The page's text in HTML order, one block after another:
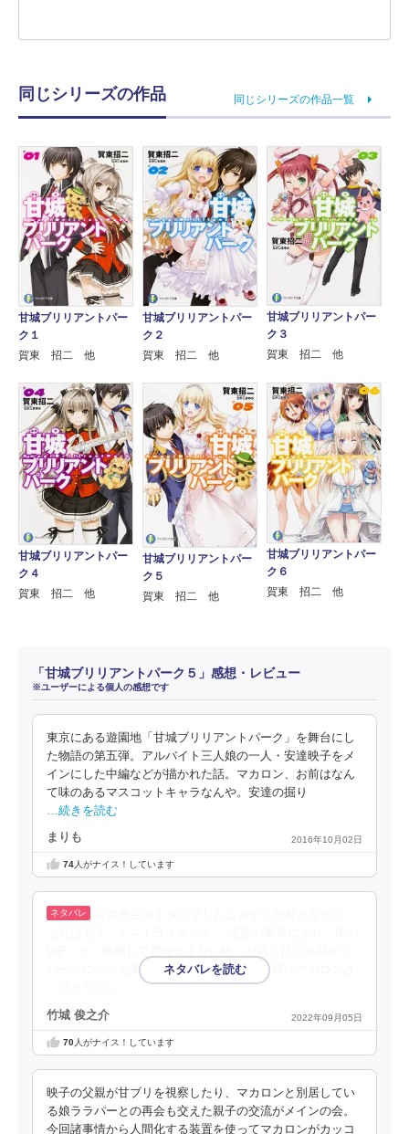
同じシリーズの作品 同じシリーズの作品一覧
甘城ブリリアントパー
ク１
賀東 招二 他
甘城ブリリアントパー
ク２
賀東 招二 他
甘城ブリリアントパー
ク３
賀東 招二 他
甘城ブリリアントパー
ク４
賀東 招二 他
甘城ブリリアントパー
ク５
賀東 招二 他
甘城ブリリアントパー
ク６
賀東 招二 他
「甘城ブリリアントパーク５」感想・レビュー
※ユーザーによる個人の感想です
東京にある遊園地「甘城ブリリアントパーク」を舞台にし
た物語の第五弾。アルバイト三人娘の一人・安達映子をメ
インにした中編などが描かれた話。マカロン、お前はなん
て味のあるマスコットキャラなんや。安達の掘り
…続きを読む
まりも 2016年10月02日
74人がナイス！しています
パークにやって来ることになった瞬間に、既にマカロンさ
竹城 俊之介 2022年09月05日
70人がナイス！しています
映子の父親が甘ブリを視察したり、マカロンと別居してい
る娘ララパーとの再会も交えた親子の交流がメインの会。
今回諸事情から人間化する装置を使ってマカロンがカッコ